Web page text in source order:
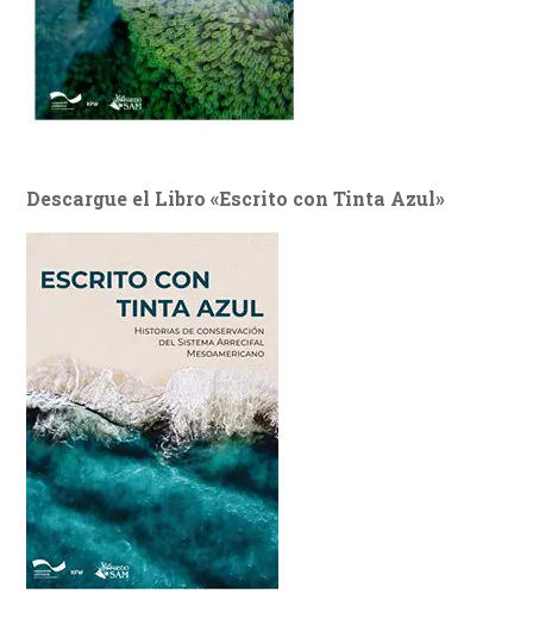
Descargue el Libro «Escrito con Tinta Azul»